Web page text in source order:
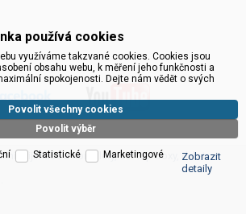
přijímače a komplety, set top boxy, dvb-t
používá cookies
využíváme takzvané cookies. Cookies jsou
obsahu webu, k měření jeho funkčnosti a
spokojenosti. Dejte nám vědět o svých
Povolit výběr
Povolit všechny cookies
Statistické
Marketingové
Zobrazit
detaily